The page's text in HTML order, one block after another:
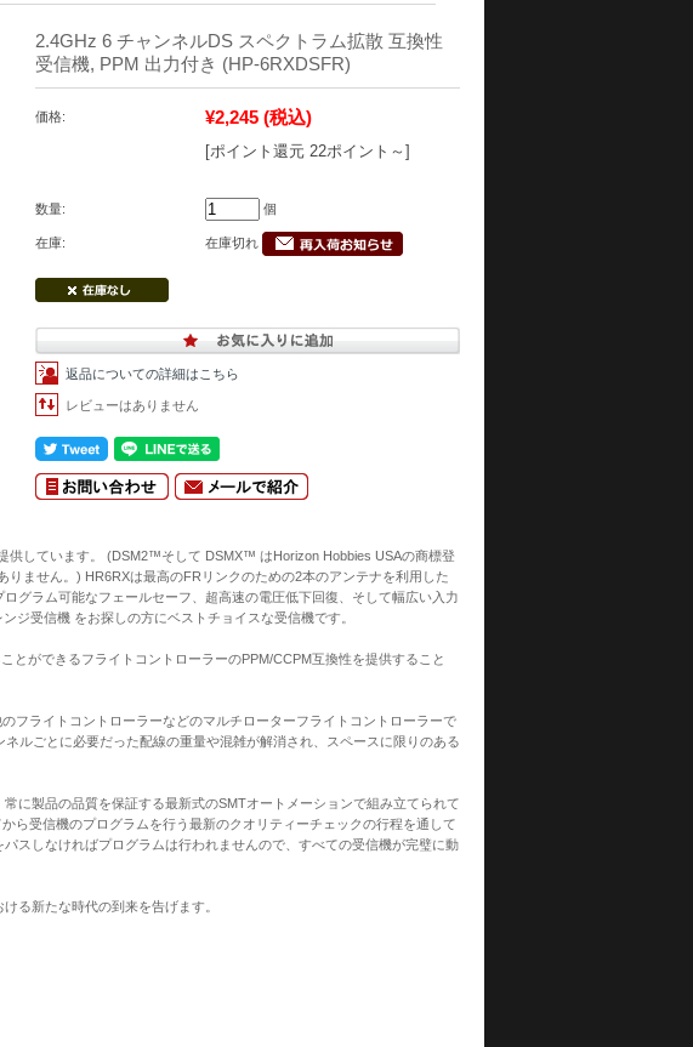
2.4GHz 6 チャンネルDS スペクトラム拡散 互換性
受信機, PPM 出力付き (HP-6RXDSFR)
価格: ¥2,245 (税込)
[ポイント還元 22ポイント～]
数量: 個
在庫: 在庫切れ
返品についての詳細はこちら
レビューはありません
しています。 (DSM2™そして DSMX™ はHorizon Hobbies USAの商標登
ません。) HR6RXは最高のFRリンクのための2本のアンテナを利用した
グラム可能なフェールセーフ、超高速の電圧低下回復、そして幅広い入力
ジ受信機 をお探しの方にベストチョイスな受信機です。
とができるフライトコントローラーのPPM/CCPM互換性を提供すること
フライトコントローラーなどのマルチローターフライトコントローラーで
ルごとに必要だった配線の重量や混雑が解消され、スペースに限りのある
に製品の品質を保証する最新式のSMTオートメーションで組み立てられて
ら受信機のプログラムを行う最新のクオリティーチェックの行程を通して
スしなければプログラムは行われませんので、すべての受信機が完璧に動
る新たな時代の到来を告げます。